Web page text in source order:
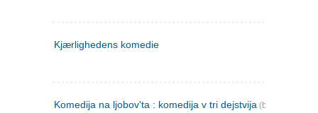
Kjærlighedens komedie
Komedija na ljobov'ta : komedija v tri dejstvija (bulgarsk)